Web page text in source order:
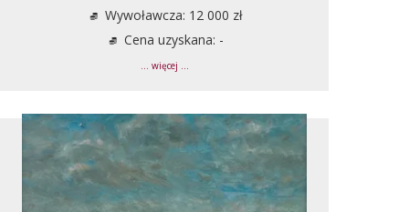
Wywoławcza: 12 000 zł
Cena uzyskana: -
... więcej ...